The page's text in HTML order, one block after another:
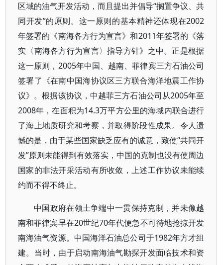
区域的油气开发活动，而且提出并倡导“搁置争议、共
同开发”的原则。这一原则的基本精神还体现在2002
年签署的《南海各方行为宣言》和2011年签署的《落
实〈南海各方行为宣言〉指导方针》之中。正是根据
这一原则，2005年中国、越南、菲律宾三方石油公司
签署了《在南中国海协议区三方联合海洋地震工作协
议》。根据该协议，中越菲三方石油公司从2005年至
2008年，在面积为14.3万平方公里的海域内联合进行
了海上地质研究和考察，并取得阶段性成果。令人遗
憾的是，由于某些国家缺乏应有的诚意，致使“共同开
发”原则未能得到有效落实，中国的克制也没有使周边
国家的非法开采活动有所收敛，上述工作协议未能续
约而不得不终止。
中国政府在领土争端中一贯保持克制，并未像越
南和菲律宾早在20世纪70年代便急不可待地抢掠开发
南海油气资源。中国海洋石油总公司于1982年方才组
建。当时，由于启动南海油气勘探开发面临技术和资